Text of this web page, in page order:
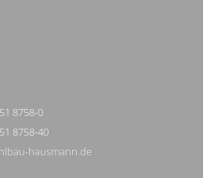
8758-0
8758-40
hausmann.de